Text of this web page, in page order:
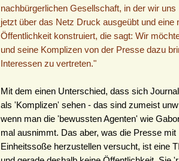
nachbürgerlichen Gesellschaft, in der wir uns
jetzt über das Netz Druck ausgeübt und eine
Öffentlichkeit konstruiert, die sagt: Wir
und seine Komplizen von der Presse dazu
Interessen zu vertreten."
Mit dem einen Unterschied, dass sich
als 'Komplizen' sehen - das sind zumeist
wenn man die 'bewussten Agenten' wie
mal ausnimmt. Das aber, was die Presse mit
Einheitssoße herzustellen versucht, ist eine